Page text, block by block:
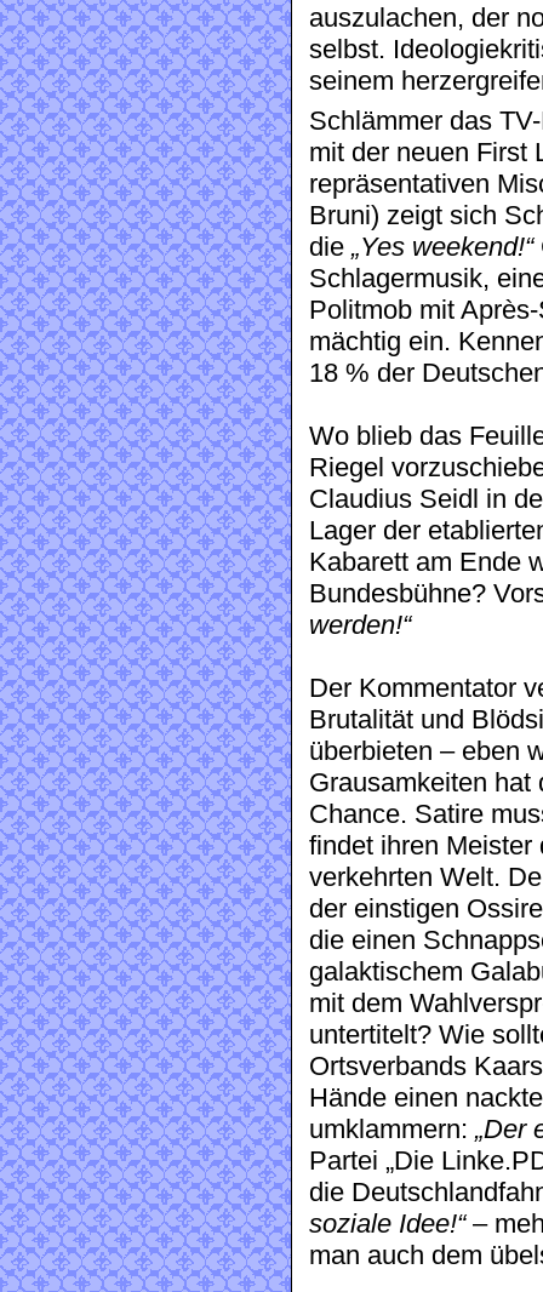
auszulachen, der
selbst.
seinem
Schlämmer das
mit der neuen First
repräsentativen
Bruni) zeigt sich
die „Yes weekend!“
Schlagermusik,
Politmob mit
mächtig ein.
18 % der
Wo blieb das
Riegel
Claudius Seidl in
Lager der
Kabarett am Ende
Bundesbühne?
werden!“
Der Kommentator
Brutalität und
überbieten – eben
Grausamkeiten hat
Chance. Satire
findet ihren Meister
verkehrten Welt.
der einstigen
die einen
galaktischem
mit dem
untertitelt? Wie
Ortsverbands
Hände einen
umklammern: „Der
Partei „Die
die
soziale Idee!“–
man auch dem